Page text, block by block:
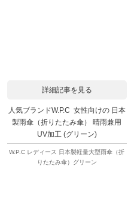
詳細記事を見る
人気ブランドW.P.C 女性向けの 日本
製雨傘（折りたたみ傘） 晴雨兼用
UV加工 (グリーン)
W.P.C レディース 日本製軽量大型雨傘（折
りたたみ傘）グリーン